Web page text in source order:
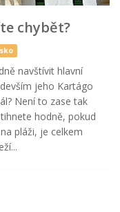
chybět?
navštívit hlavní
jeho Kartágo
Není to zase tak
hodně, pokud
pláži, je celkem